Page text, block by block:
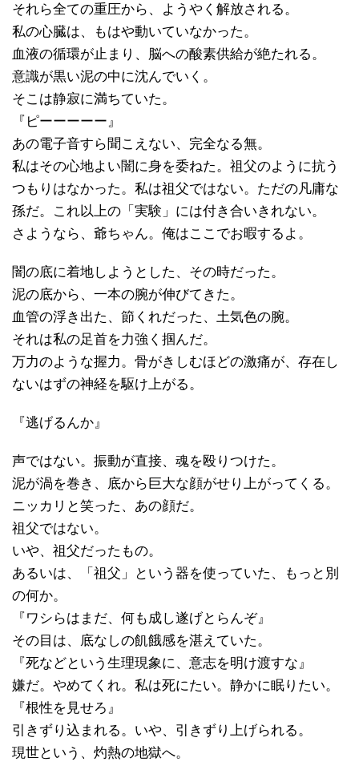
それら全ての重圧から、ようやく解放される。
私の心臓は、もはや動いていなかった。
血液の循環が止まり、脳への酸素供給が絶たれる。
意識が黒い泥の中に沈んでいく。
そこは静寂に満ちていた。
『ピーーーーー』
あの電子音すら聞こえない、完全なる無。
私はその心地よい闇に身を委ねた。祖父のように抗う
つもりはなかった。私は祖父ではない。ただの凡庸な
孫だ。これ以上の「実験」には付き合いきれない。
さようなら、爺ちゃん。俺はここでお暇するよ。
闇の底に着地しようとした、その時だった。
泥の底から、一本の腕が伸びてきた。
血管の浮き出た、節くれだった、土気色の腕。
それは私の足首を力強く掴んだ。
万力のような握力。骨がきしむほどの激痛が、存在し
ないはずの神経を駆け上がる。
『逃げるんか』
声ではない。振動が直接、魂を殴りつけた。
泥が渦を巻き、底から巨大な顔がせり上がってくる。
ニッカリと笑った、あの顔だ。
祖父ではない。
いや、祖父だったもの。
あるいは、「祖父」という器を使っていた、もっと別
の何か。
『ワシらはまだ、何も成し遂げとらんぞ』
その目は、底なしの飢餓感を湛えていた。
『死などという生理現象に、意志を明け渡すな』
嫌だ。やめてくれ。私は死にたい。静かに眠りたい。
『根性を見せろ』
引きずり込まれる。いや、引きずり上げられる。
現世という、灼熱の地獄へ。